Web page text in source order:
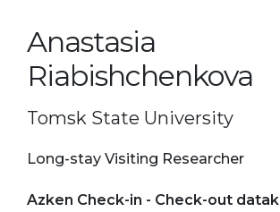
Anastasia
Riabishchenkova
Tomsk State University
Long-stay Visiting Researcher
Azken Check-in - Check-out datak